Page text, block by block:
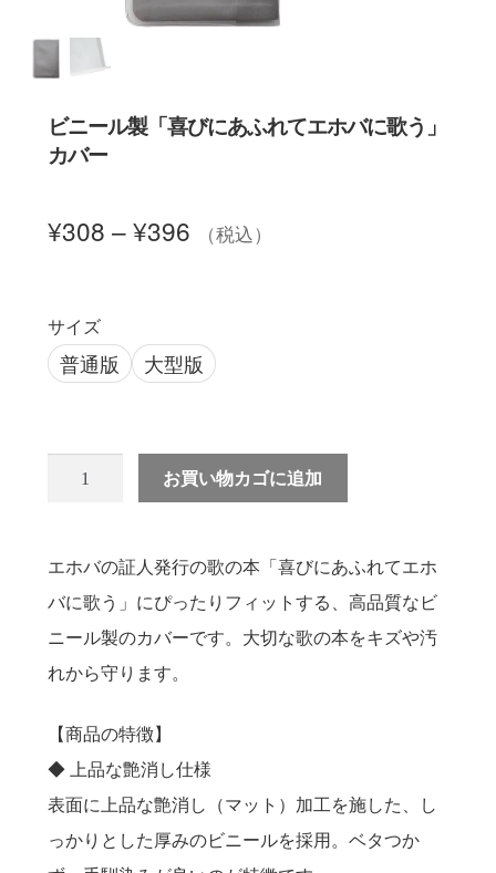
書籍カバー
パンフレット・カード入れ
会員ページ
送料について
ビニール製「喜びにあふれてエホバに歌う」
カバー
¥308 –¥396 （税込）
サイズ
普通版 大型版
お買い物カゴに追加
エホバの証人発行の歌の本「喜びにあふれてエホ
バに歌う」にぴったりフィットする、高品質なビ
ニール製のカバーです。大切な歌の本をキズや汚
れから守ります。
【商品の特徴】
◆ 上品な艶消し仕様
表面に上品な艶消し（マット）加工を施した、し
っかりとした厚みのビニールを採用。ベタつか